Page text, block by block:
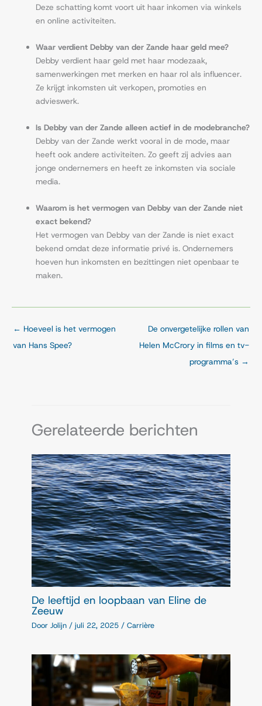
Deze schatting komt voort uit haar inkomen via winkels
en online activiteiten.
Waar verdient Debby van der Zande haar geld mee?
Debby verdient haar geld met haar modezaak,
samenwerkingen met merken en haar rol als influencer.
Ze krijgt inkomsten uit verkopen, promoties en
advieswerk.
Is Debby van der Zande alleen actief in de modebranche?
Debby van der Zande werkt vooral in de mode, maar
heeft ook andere activiteiten. Zo geeft zij advies aan
jonge ondernemers en heeft ze inkomsten via sociale
media.
Waarom is het vermogen van Debby van der Zande niet
exact bekend?
Het vermogen van Debby van der Zande is niet exact
bekend omdat deze informatie privé is. Ondernemers
hoeven hun inkomsten en bezittingen niet openbaar te
maken.
← Hoeveel is het vermogen
van Hans Spee?
De onvergetelijke rollen van
Helen McCrory in films en tv-
programma’s →
Gerelateerde berichten
De leeftijd en loopbaan van Eline de
Zeeuw
Door Jolijn/juli 22, 2025/Carrière